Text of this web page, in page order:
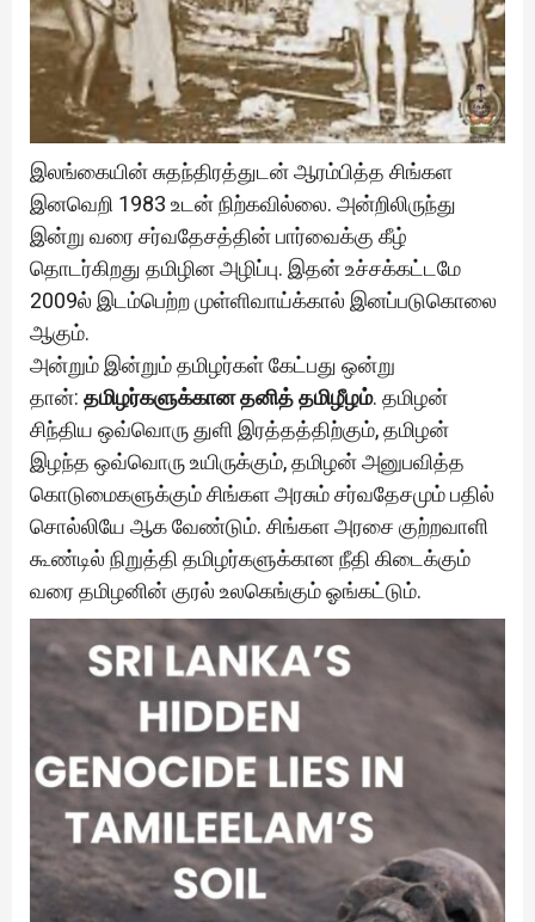
இலங்கையின் சுதந்திரத்துடன் ஆரம்பித்த சிங்கள
இனவெறி 1983 உடன் நிற்கவில்லை. அன்றிலிருந்து
இன்று வரை சர்வதேசத்தின் பார்வைக்கு கீழ்
தொடர்கிறது தமிழின அழிப்பு. இதன் உச்சக்கட்டமே
2009ல் இடம்பெற்ற முள்ளிவாய்க்கால் இனப்படுகொலை
ஆகும்.
அன்றும் இன்றும் தமிழர்கள் கேட்பது ஒன்று
தான்: தமிழர்களுக்கான தனித் தமிழீழம். தமிழன்
சிந்திய ஒவ்வொரு துளி இரத்தத்திற்கும், தமிழன்
இழந்த ஒவ்வொரு உயிருக்கும், தமிழன் அனுபவித்த
கொடுமைகளுக்கும் சிங்கள அரசும் சர்வதேசமும் பதில்
சொல்லியே ஆக வேண்டும். சிங்கள அரசை குற்றவாளி
கூண்டில் நிறுத்தி தமிழர்களுக்கான நீதி கிடைக்கும்
வரை தமிழனின் குரல் உலகெங்கும் ஓங்கட்டும்.